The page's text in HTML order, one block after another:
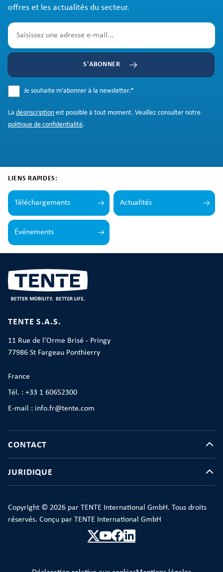
offres et les actualités du secteur.
S'ABONNER
Je souhaite m’abonner à la newsletter.*
La désinscription est possible à tout moment. Veuillez consulter notre
politique de confidentialité.
LIENS RAPIDES:
Téléchargements Actualités
Événements
TENTE S.A.S.
11 Rue de l'Orme Brisé - Pringy
77986 St Fargeau Ponthierry
France
Tél. : +33 1 60652300
E-mail : info.fr@tente.com
CONTACT
JURIDIQUE
Copyright © 2026 par TENTE International GmbH. Tous droits
réservés. Conçu par TENTE International GmbH